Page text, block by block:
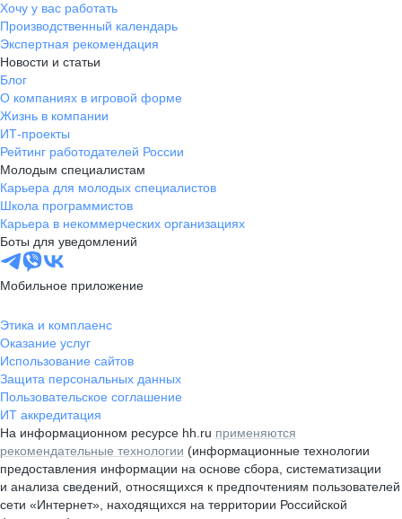
Хочу у вас работать
Производственный календарь
Экспертная рекомендация
Новости и статьи
Блог
О компаниях в игровой форме
Жизнь в компании
ИТ-проекты
Рейтинг работодателей России
Молодым специалистам
Карьера для молодых специалистов
Школа программистов
Карьера в некоммерческих организациях
Боты для уведомлений
Мобильное приложение
Этика и комплаенс
Оказание услуг
Использование сайтов
Защита персональных данных
Пользовательское соглашение
ИТ аккредитация
На информационном ресурсе hh.ru применяются
рекомендательные технологии (информационные технологии
предоставления информации на основе сбора, систематизации
и анализа сведений, относящихся к предпочтениям пользователей
сети «Интернет», находящихся на территории Российской